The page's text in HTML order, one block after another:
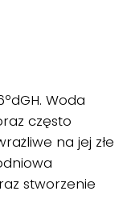
Woda
często
na jej złe
stworzenie